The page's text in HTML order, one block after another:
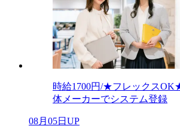
時給1700円/★フレックス
体メーカーでシステム登録
08月05日UP